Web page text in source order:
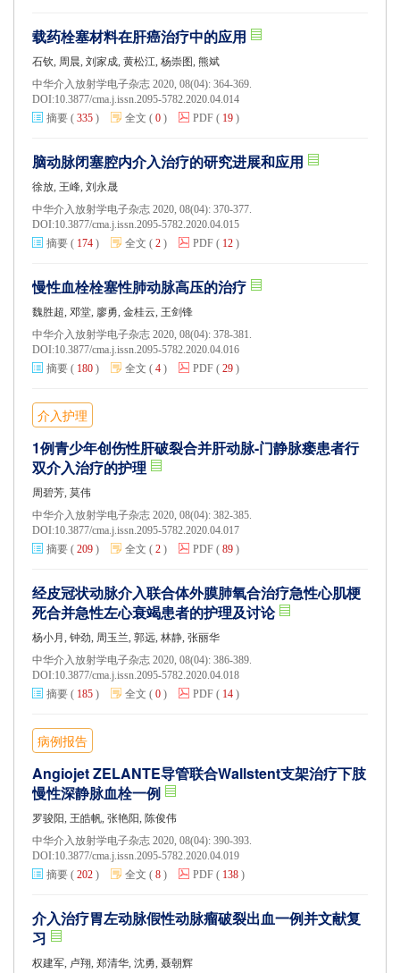
载药栓塞材料在肝癌治疗中的应用
石钦, 周晨, 刘家成, 黄松江, 杨崇图, 熊斌
中华介入放射学电子杂志 2020, 08(04): 364-369.
DOI:10.3877/cma.j.issn.2095-5782.2020.04.014
摘要 ( 335 ) 全文 ( 0 ) PDF ( 19 )
脑动脉闭塞腔内介入治疗的研究进展和应用
徐放, 王峰, 刘永晟
中华介入放射学电子杂志 2020, 08(04): 370-377.
DOI:10.3877/cma.j.issn.2095-5782.2020.04.015
摘要 ( 174 ) 全文 ( 2 ) PDF ( 12 )
慢性血栓栓塞性肺动脉高压的治疗
魏胜超, 邓堂, 廖勇, 金桂云, 王剑锋
中华介入放射学电子杂志 2020, 08(04): 378-381.
DOI:10.3877/cma.j.issn.2095-5782.2020.04.016
摘要 ( 180 ) 全文 ( 4 ) PDF ( 29 )
介入护理
1例青少年创伤性肝破裂合并肝动脉-门静脉瘘患者行
双介入治疗的护理
周碧芳, 莫伟
中华介入放射学电子杂志 2020, 08(04): 382-385.
DOI:10.3877/cma.j.issn.2095-5782.2020.04.017
摘要 ( 209 ) 全文 ( 2 ) PDF ( 89 )
经皮冠状动脉介入联合体外膜肺氧合治疗急性心肌梗
死合并急性左心衰竭患者的护理及讨论
杨小月, 钟劲, 周玉兰, 郭远, 林静, 张丽华
中华介入放射学电子杂志 2020, 08(04): 386-389.
DOI:10.3877/cma.j.issn.2095-5782.2020.04.018
摘要 ( 185 ) 全文 ( 0 ) PDF ( 14 )
病例报告
Angiojet ZELANTE导管联合Wallstent支架治疗下肢
慢性深静脉血栓一例
罗骏阳, 王皓帆, 张艳阳, 陈俊伟
中华介入放射学电子杂志 2020, 08(04): 390-393.
DOI:10.3877/cma.j.issn.2095-5782.2020.04.019
摘要 ( 202 ) 全文 ( 8 ) PDF ( 138 )
介入治疗胃左动脉假性动脉瘤破裂出血一例并文献复
习
权建军, 卢翔, 郑清华, 沈勇, 聂朝辉